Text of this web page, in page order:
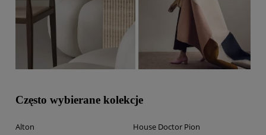
Często wybierane kolekcje
Alton
House Doctor Pion